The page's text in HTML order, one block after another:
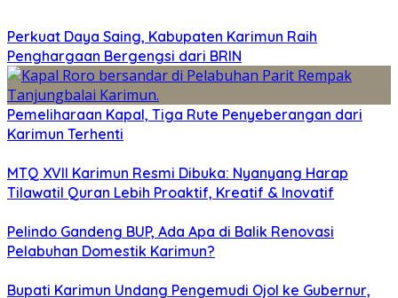
Perkuat Daya Saing, Kabupaten Karimun Raih
Penghargaan Bergengsi dari BRIN
Pemeliharaan Kapal, Tiga Rute Penyeberangan dari
Karimun Terhenti
MTQ XVII Karimun Resmi Dibuka: Nyanyang Harap
Tilawatil Quran Lebih Proaktif, Kreatif & Inovatif
Pelindo Gandeng BUP, Ada Apa di Balik Renovasi
Pelabuhan Domestik Karimun?
Bupati Karimun Undang Pengemudi Ojol ke Gubernur,